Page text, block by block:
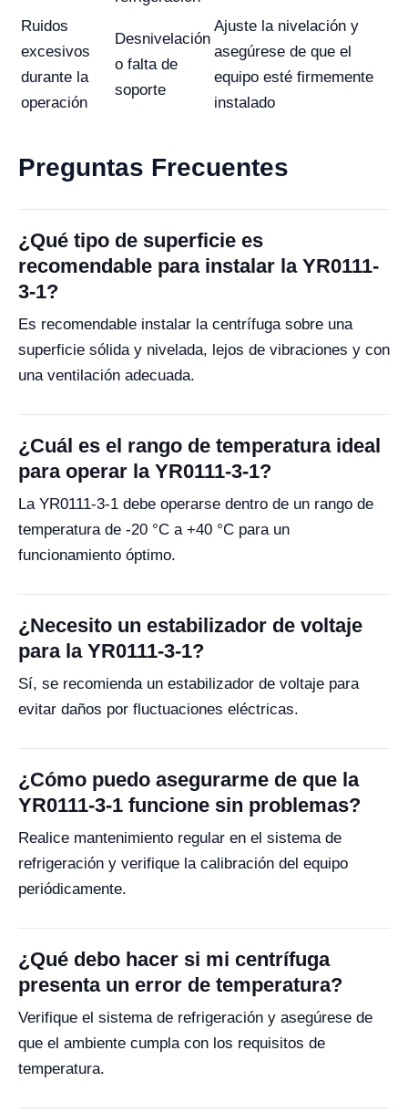
Ruidos
excesivos
durante la
operación
Desnivelación
o falta de
soporte
Ajuste la nivelación y
asegúrese de que el
equipo esté firmemente
instalado
Preguntas Frecuentes
¿Qué tipo de superficie es
recomendable para instalar la YR0111-
3-1?
Es recomendable instalar la centrífuga sobre una
superficie sólida y nivelada, lejos de vibraciones y con
una ventilación adecuada.
¿Cuál es el rango de temperatura ideal
para operar la YR0111-3-1?
La YR0111-3-1 debe operarse dentro de un rango de
temperatura de -20 °C a +40 °C para un
funcionamiento óptimo.
¿Necesito un estabilizador de voltaje
para la YR0111-3-1?
Sí, se recomienda un estabilizador de voltaje para
evitar daños por fluctuaciones eléctricas.
¿Cómo puedo asegurarme de que la
YR0111-3-1 funcione sin problemas?
Realice mantenimiento regular en el sistema de
refrigeración y verifique la calibración del equipo
periódicamente.
¿Qué debo hacer si mi centrífuga
presenta un error de temperatura?
Verifique el sistema de refrigeración y asegúrese de
que el ambiente cumpla con los requisitos de
temperatura.